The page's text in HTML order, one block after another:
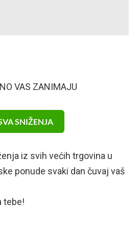
VAS ZANIMAJU
SNIŽENJA
iz svih većih trgovina u
ponude svaki dan čuvaj vaš
tebe!